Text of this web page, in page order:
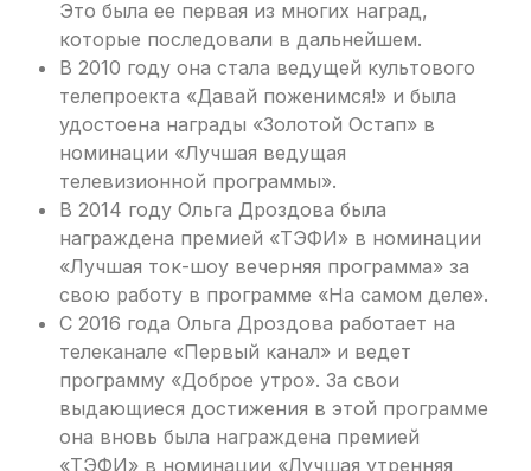
Это была ее первая из многих наград,
которые последовали в дальнейшем.
В 2010 году она стала ведущей культового
телепроекта «Давай поженимся!» и была
удостоена награды «Золотой Остап» в
номинации «Лучшая ведущая
телевизионной программы».
В 2014 году Ольга Дроздова была
награждена премией «ТЭФИ» в номинации
«Лучшая ток-шоу вечерняя программа» за
свою работу в программе «На самом деле».
С 2016 года Ольга Дроздова работает на
телеканале «Первый канал» и ведет
программу «Доброе утро». За свои
выдающиеся достижения в этой программе
она вновь была награждена премией
«ТЭФИ» в номинации «Лучшая утренняя